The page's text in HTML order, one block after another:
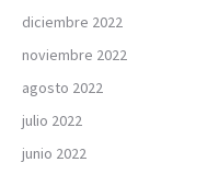
diciembre 2022
noviembre 2022
agosto 2022
julio 2022
junio 2022